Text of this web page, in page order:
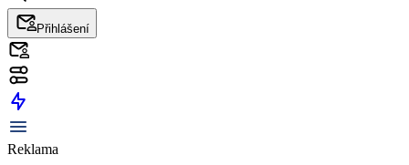
Přihlášení
Reklama